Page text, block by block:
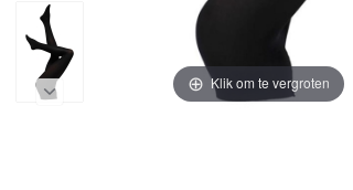
Klik om te vergroten